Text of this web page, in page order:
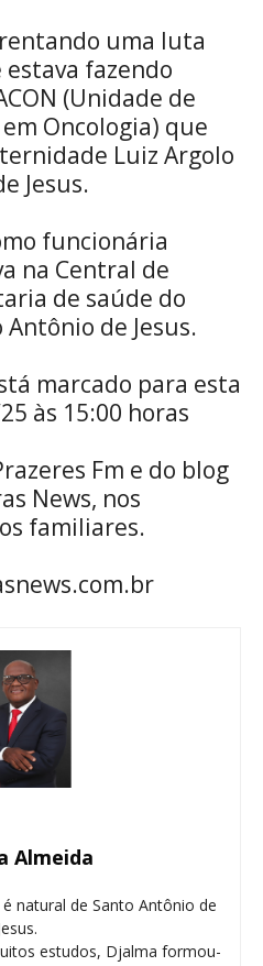
uma luta
fazendo
(Unidade de
Oncologia) que
Luiz Argolo
Jesus.
funcionária
na Central de
de saúde do
de Jesus.
marcado para esta
às 15:00 horas
Fm e do blog
News, nos
familiares.
Almeida
é natural de Santo Antônio de
estudos, Djalma formou-